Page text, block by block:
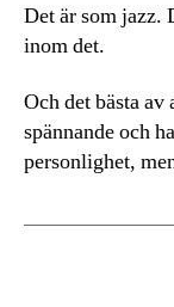
Det är som jazz.
inom det.
Och det bästa
spännande och
personlighet,